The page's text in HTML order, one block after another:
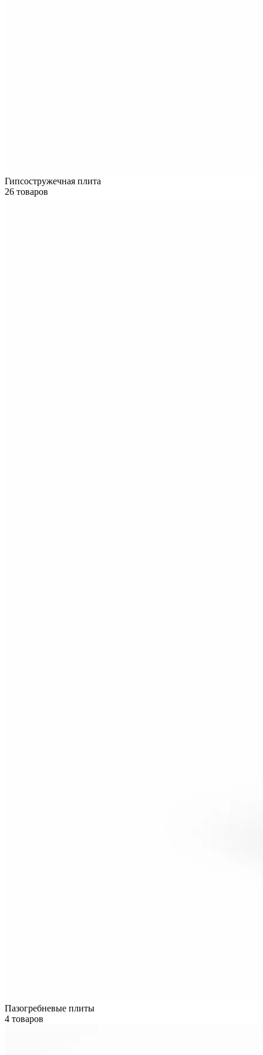
Гипсостружечная плита
26 товаров
Пазогребневые плиты
4 товаров